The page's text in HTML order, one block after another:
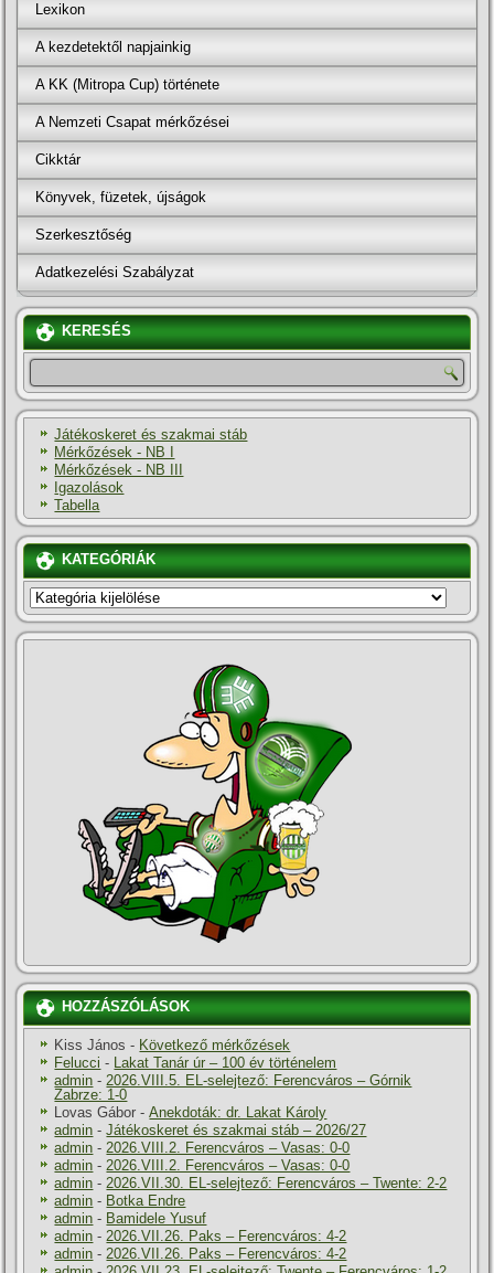
Lexikon
A kezdetektől napjainkig
A KK (Mitropa Cup) története
A Nemzeti Csapat mérkőzései
Cikktár
Könyvek, füzetek, újságok
Szerkesztőség
Adatkezelési Szabályzat
KERESÉS
Játékoskeret és szakmai stáb
Mérkőzések - NB I
Mérkőzések - NB III
Igazolások
Tabella
KATEGÓRIÁK
KATEGÓRIÁK
HOZZÁSZÓLÁSOK
Kiss János - Következő mérkőzések
Felucci - Lakat Tanár úr – 100 év történelem
admin -2026.VIII.5. EL-selejtező: Ferencváros – Górnik
Zabrze: 1-0
Lovas Gábor -Anekdoták: dr. Lakat Károly
admin -Játékoskeret és szakmai stáb – 2026/27
admin -2026.VIII.2. Ferencváros – Vasas: 0-0
admin -2026.VIII.2. Ferencváros – Vasas: 0-0
admin -2026.VII.30. EL-selejtező: Ferencváros – Twente: 2-2
admin - Botka Endre
admin - Bamidele Yusuf
admin -2026.VII.26. Paks – Ferencváros: 4-2
admin -2026.VII.26. Paks – Ferencváros: 4-2